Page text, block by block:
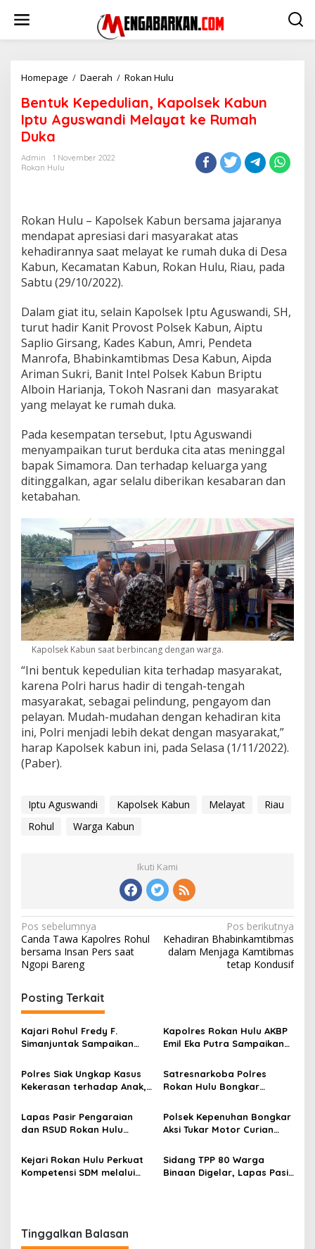
Homepage / Daerah / Rokan Hulu
Kapolsek
Kabun
Iptu
Melayat
Bentuk Kepedulian, Kapolsek Kabun
Iptu Aguswandi Melayat ke Rumah
Duka
Admin
1 November 2022
Rokan Hulu
Rokan Hulu – Kapolsek Kabun bersama jajaranya
mendapat apresiasi dari masyarakat atas
kehadirannya saat melayat ke rumah duka di Desa
Kabun, Kecamatan Kabun, Rokan Hulu, Riau, pada
Sabtu (29/10/2022).
Dalam giat itu, selain Kapolsek Iptu Aguswandi, SH,
turut hadir Kanit Provost Polsek Kabun, Aiptu
Saplio Girsang, Kades Kabun, Amri, Pendeta
Manrofa, Bhabinkamtibmas Desa Kabun, Aipda
Ariman Sukri, Banit Intel Polsek Kabun Briptu
Alboin Harianja, Tokoh Nasrani dan masyarakat
yang melayat ke rumah duka.
Pada kesempatan tersebut, Iptu Aguswandi
menyampaikan turut berduka cita atas meninggal
bapak Simamora. Dan terhadap keluarga yang
ditinggalkan, agar selalu diberikan kesabaran dan
ketabahan.
Kapolsek Kabun saat berbincang dengan warga.
“Ini bentuk kepedulian kita terhadap masyarakat,
karena Polri harus hadir di tengah-tengah
masyarakat, sebagai pelindung, pengayom dan
pelayan. Mudah-mudahan dengan kehadiran kita
ini, Polri menjadi lebih dekat dengan masyarakat,”
harap Kapolsek kabun ini, pada Selasa (1/11/2022).
(Paber).
Iptu Aguswandi Kapolsek Kabun Melayat
Riau
Rohul
Warga Kabun
Ikuti Kami
Navigasi
pos
Pos sebelumnya
Canda Tawa Kapolres Rohul
bersama Insan Pers saat
Ngopi Bareng
Pos berikutnya
Kehadiran Bhabinkamtibmas
dalam Menjaga Kamtibmas
tetap Kondusif
Posting Terkait
Kajari Rohul Fredy F.
Simanjuntak Sampaikan
Riau ke-69
Kapolres Rokan Hulu AKBP
Emil Eka Putra Sampaikan
Wafatnya AIPTU Rinaldi
Polres Siak Ungkap Kasus
Kekerasan terhadap Anak,
Satresnarkoba Polres
Rokan Hulu Bongkar
Pelaku Ditangkap di
Perkebunan Sawit
Lapas Pasir Pengaraian
dan RSUD Rokan Hulu
Darah untuk Kemanusiaan
Polsek Kepenuhan Bongkar
Aksi Tukar Motor Curian
Diamankan
Kejari Rokan Hulu Perkuat
Kompetensi SDM melalui
Sidang TPP 80 Warga
Binaan Digelar, Lapas Pasir
Tinggalkan Balasan